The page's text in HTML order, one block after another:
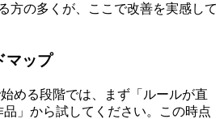
方の多くが、ここで改善を実感して
マップ
める段階では、まず「ルールが直
」から試してください。この時点